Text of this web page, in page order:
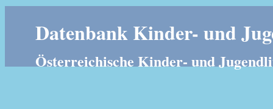
Datenbank Kinder- und
Österreichische Kinder- und